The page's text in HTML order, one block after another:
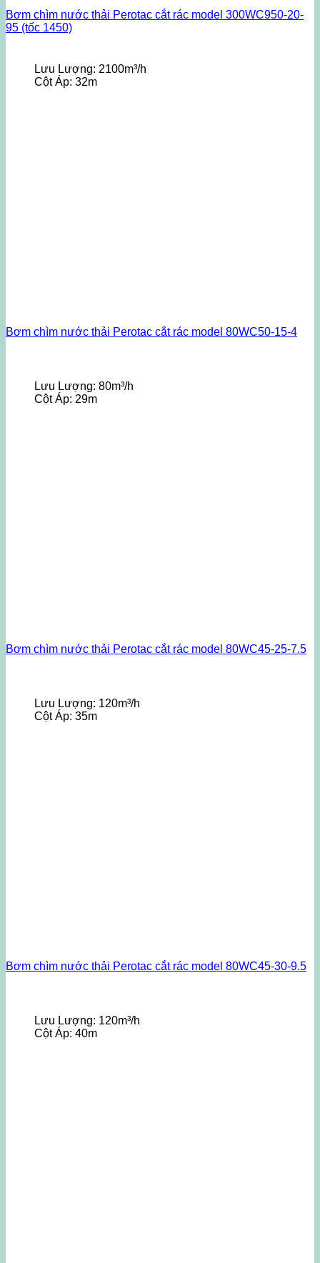
Bơm chìm nước thải Perotac cắt rác model 300WC950-20-
95 (tốc 1450)
Lưu Lượng: 2100m³/h
Cột Áp: 32m
Bơm chìm nước thải Perotac cắt rác model 80WC50-15-4
Lưu Lượng: 80m³/h
Cột Áp: 29m
Bơm chìm nước thải Perotac cắt rác model 80WC45-25-7.5
Lưu Lượng: 120m³/h
Cột Áp: 35m
Bơm chìm nước thải Perotac cắt rác model 80WC45-30-9.5
Lưu Lượng: 120m³/h
Cột Áp: 40m